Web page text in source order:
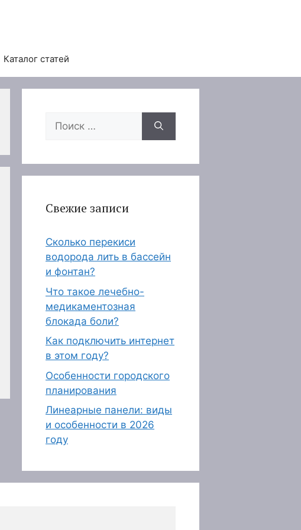
Каталог статей
Поиск:
Свежие записи
Сколько перекиси
водорода лить в бассейн
и фонтан?
Что такое лечебно-
медикаментозная
блокада боли?
Как подключить интернет
в этом году?
Особенности городского
планирования
Линеарные панели: виды
и особенности в 2026
году